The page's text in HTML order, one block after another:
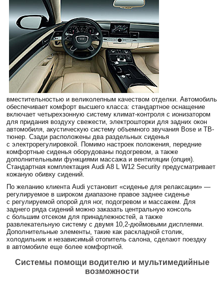
вместительностью и великолепным качеством отделки. Автомобиль
обеспечивает комфорт высшего класса: стандартное оснащение
включает четырехзонную систему климат-контроля с ионизатором
для придания воздуху свежести, электрошторки для задних окон
автомобиля, акустическую систему объемного звучания Bose и ТВ-
тюнер. Сзади расположены два раздельных сиденья
с электрорегулировкой. Помимо настроек положения, передние
комфортные сиденья оборудованы подогревом, а также
дополнительными функциями массажа и вентиляции (опция).
Стандартная комплектация Audi A8 L W12 Security предусматривает
кожаную обивку сидений.
По желанию клиента Audi установит «сиденье для релаксации» —
регулируемое в широком диапазоне правое заднее сиденье
с регулируемой опорой для ног, подогревом и массажем. Для
заднего ряда сидений можно заказать центральную консоль
с большим отсеком для принадлежностей, а также
развлекательную систему с двумя 10,2-дюймовыми дисплеями.
Дополнительные элементы, такие как раскладной столик,
холодильник и независимый отопитель салона, сделают поездку
в автомобиле еще более комфортной.
Системы помощи водителю и мультимедийные
возможности